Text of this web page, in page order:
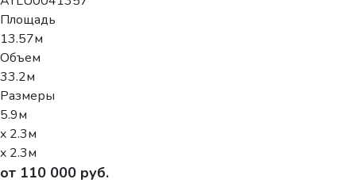
Площадь
13.57м
Объем
33.2м
Размеры
5.9м
x 2.3м
x 2.3м
от 110 000 руб.